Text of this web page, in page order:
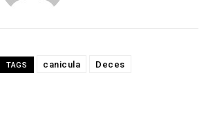
TAGS canicula Deces